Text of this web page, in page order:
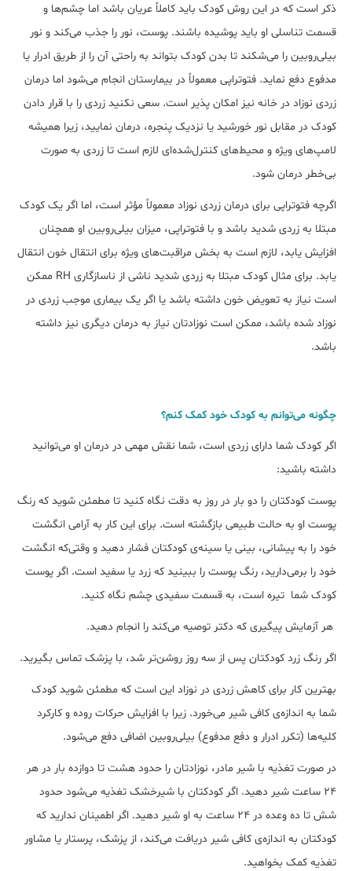
ذکر است که در این روش کودک باید کاملاً عریان باشد اما چشم‌ها و
قسمت تناسلی او باید پوشیده باشند. پوست، نور را جذب می‌کند و نور
بیلی‌روبین را می‌شکند تا بدن کودک بتواند به راحتی آن را از طریق ادرار یا
مدفوع دفع نماید. فتوتراپی معمولاً در بیمارستان انجام می‌شود اما درمان
زردی نوزاد در خانه نیز امکان پذیر است. سعی نکنید زردی را با قرار دادن
کودک‌ در مقابل نور خورشید یا نزدیک پنجره، درمان نمایید،‌ زیرا همیشه
لامپ‌های ویژه و محیط‌های کنترل‌شده‌ای لازم است تا زردی به صورت
بی‌خطر درمان شود.
اگرچه فتوتراپی برای درمان زردی نوزاد معمولاً مؤثر است، اما اگر یک کودک
مبتلا به زردی شدید باشد و با فتوتراپی، میزان بیلی‌روبین او همچنان
افزایش یابد، لازم است به بخش مراقبت‌های ویژه برای انتقال خون انتقال
یابد. برای مثال کودک مبتلا به زردی شدید ناشی از ناسازگاری RH ممکن
است نیاز به تعویض خون داشته باشد یا اگر یک بیماری موجب زردی در
نوزاد شده باشد، ممکن است نوزادتان نیاز به درمان دیگری نیز داشته
باشد.
چگونه می‌توانم به کودک خود کمک کنم؟
اگر کودک شما دارای زردی است، شما نقش مهمی در درمان او می‌توانید
داشته باشید:
پوست کودکتان را دو بار در روز به دقت نگاه کنید تا مطمئن شوید که رنگ
پوست او به حالت طبیعی بازگشته است. برای این کار به آرامی انگشت
خود را به پیشانی، بینی یا سینه‌ی کودکتان فشار دهید و وقتی‌که انگشت
خود را برمی‌دارید، رنگ پوست را ببینید که زرد یا سفید است. اگر پوست
کودک شما تیره است، به قسمت سفیدی چشم نگاه کنید.
هر آزمایش پیگیری که دکتر توصیه می‌کند را انجام دهید.
اگر رنگ زرد کودکتان پس از سه روز روشن‌تر شد، با پزشک تماس بگیرید.
بهترین کار برای کاهش زردی در نوزاد این است که مطمئن شوید کودک
شما به اندازه‌ی کافی شیر می‌خورد. زیرا با افزایش حرکات روده و کارکرد
کلیه‌ها (تکرر ادرار و دفع مدفوع) بیلی‌روبین اضافی دفع می‌شود.
در صورت تغذیه با شیر مادر، نوزادتان را حدود هشت تا دوازده بار در هر
24 ساعت شیر دهید. اگر کودکتان با شیرخشک تغذیه می‌شود حدود
شش تا ده وعده در 24 ساعت به او شیر دهید. اگر اطمینان ندارید که
کودکتان به اندازه‌ی کافی شیر دریافت می‌کند، از پزشک، پرستار یا مشاور
تغذیه کمک بخواهید.